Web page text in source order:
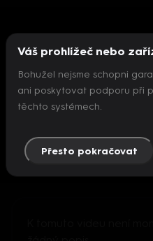
Nepodařilo se
Váš prohlížeč nebo
Bohužel nejsme schopni
ani poskytovat podporu při
těchto systémech.
Přesto pokračovat